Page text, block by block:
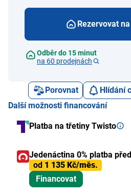
Rezervovat
Odběr do 15 minut
na 60 prodejnách
Porovnat
Hlídání
Další možnosti financování
Platba na třetiny Twisto
Jedenáctina 0% platba
od 1 135 Kč/měs.
Financovat